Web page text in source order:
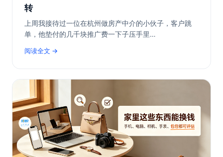
转
上周我接待过一位在杭州做房产中介的小伙子，客户跳
单，他垫付的几千块推广费一下子压手里…
阅读全文